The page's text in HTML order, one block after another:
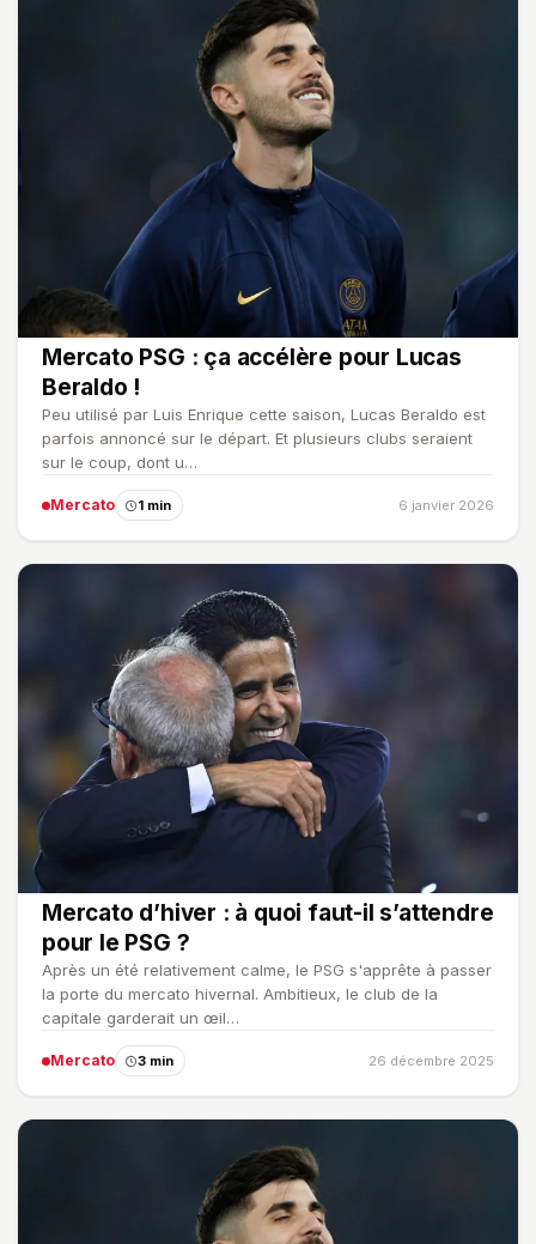
Mercato PSG : ça accélère pour Lucas
Beraldo !
Peu utilisé par Luis Enrique cette saison, Lucas Beraldo est
parfois annoncé sur le départ. Et plusieurs clubs seraient
sur le coup, dont u…
Mercato 1 min 6 janvier 2026
Mercato d’hiver : à quoi faut-il s’attendre
pour le PSG ?
Après un été relativement calme, le PSG s'apprête à passer
la porte du mercato hivernal. Ambitieux, le club de la
capitale garderait un œil…
Mercato 3 min 26 décembre 2025